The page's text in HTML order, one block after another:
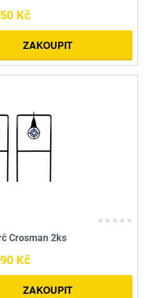
Kč
ZAKOUPIT
Crosman 2ks
Kč
ZAKOUPIT